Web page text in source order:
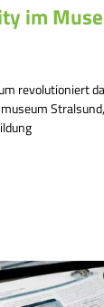
im
revolutioniert